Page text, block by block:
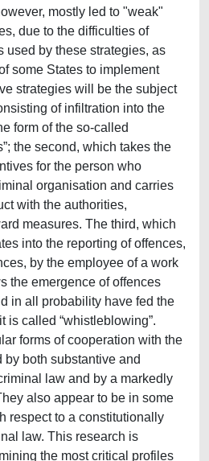
mostly led to "weak"
due to the difficulties of
used by these strategies, as
some States to implement
strategies will be the subject
of infiltration into the
form of the so-called
the second, which takes the
for the person who
organisation and carries
with the authorities,
measures. The third, which
into the reporting of offences,
by the employee of a work
the emergence of offences
in all probability have fed the
is called “whistleblowing”.
forms of cooperation with the
both substantive and
law and by a markedly
also appear to be in some
respect to a constitutionally
law. This research is
the most critical profiles